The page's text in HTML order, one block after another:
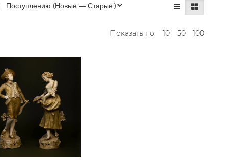
Показать по: 10 50 100